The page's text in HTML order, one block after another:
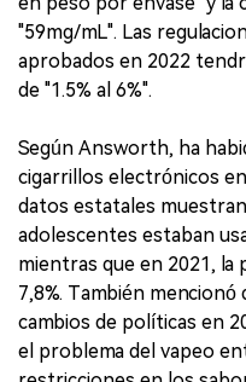
"59mg/mL". Las
aprobados en 2022
de "1.5% al 6%".
Según Answorth, ha
cigarrillos electrónicos
datos estatales
adolescentes estaban
mientras que en 2021, la
7,8%. También
cambios de políticas en
el problema del vapeo